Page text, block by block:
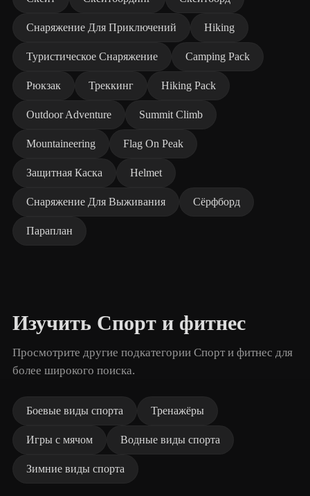
Снаряжение Для Приключений Hiking
Туристическое Снаряжение Camping Pack
Рюкзак Треккинг Hiking Pack
Outdoor Adventure Summit Climb
Mountaineering Flag On Peak
Защитная Каска Helmet
Снаряжение Для Выживания Сёрфборд
Параплан
Изучить Спорт и фитнес
Просмотрите другие подкатегории Спорт и фитнес для
более широкого поиска.
Боевые виды спорта Тренажёры
Игры с мячом Водные виды спорта
Зимние виды спорта